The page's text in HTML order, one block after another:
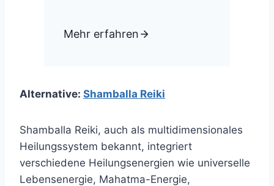
Mehr erfahren
Alternative: Shamballa Reiki
Shamballa Reiki, auch als multidimensionales
Heilungssystem bekannt, integriert
verschiedene Heilungsenergien wie universelle
Lebensenergie, Mahatma-Energie,